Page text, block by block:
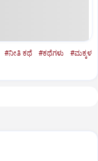
#ನೀತಿ ಕಥೆ #ಕಥೆಗಳು
#ಮಕ್ಕಳ